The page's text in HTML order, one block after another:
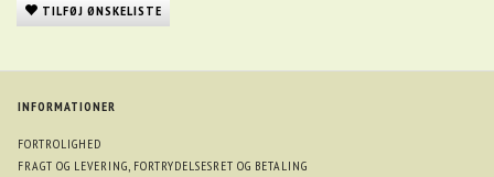
TILFØJ ØNSKELISTE
INFORMATIONER
FORTROLIGHED
FRAGT OG LEVERING, FORTRYDELSESRET OG BETALING